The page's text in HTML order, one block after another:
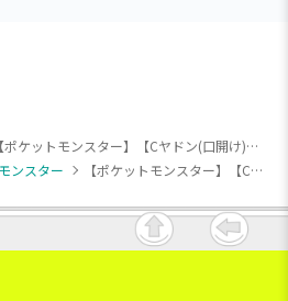
【ポケットモンスター】【Cヤドン(口開け)】ポケットモンスター 顔型ミニポーチ～ヤドン～
ンスター 【ポケットモンスター】【Cヤドン(口開け)】ポケットモンスター 顔型ミニポーチ～ヤドン～